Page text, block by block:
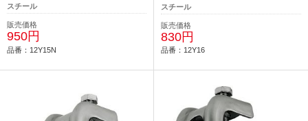
スチール
販売価格
950円
品番：12Y15N
スチール
販売価格
830円
品番：12Y16